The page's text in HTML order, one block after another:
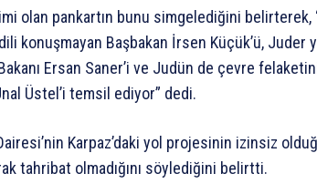
olan pankartın bunu simgelediğini
dili konuşmayan Başbakan İrsen Küçük’ü, Juder
Bakanı Ersan Saner’i ve Judün de çevre
Üstel’i temsil ediyor” dedi.
Karpaz’daki yol projesinin izinsiz
tahribat olmadığını söylediğini belirtti.